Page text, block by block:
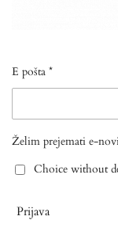
E pošta *
Želim prejemati e-
Choice without
Prijava